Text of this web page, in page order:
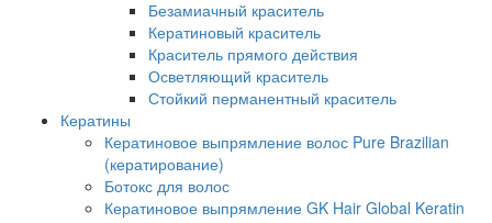
Безамиачный краситель
Кератиновый краситель
Краситель прямого действия
Осветляющий краситель
Стойкий перманентный краситель
Кератины
Кератиновое выпрямление волос Pure Brazilian
(кератирование)
Ботокс для волос
Кератиновое выпрямление GK Hair Global Keratin